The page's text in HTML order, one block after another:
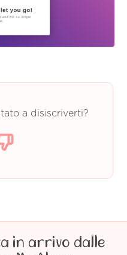
a disiscriverti?
in arrivo dalle